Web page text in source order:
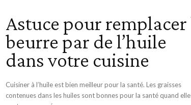
Astuce pour remplacer
beurre par de l’huile
dans votre cuisine
Cuisiner à l’huile est bien meilleur pour la santé. Les graisses
contenues dans les huiles sont bonnes pour la santé quand